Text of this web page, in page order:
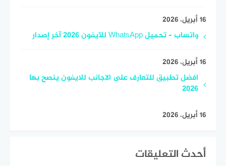
16 أبريل، 2026
واتساب – تحميل WhatsApp للآيفون 2026 آخر إصدار
16 أبريل، 2026
افضل تطبيق للتعارف على الاجانب للايفون ينصح بها
2026
16 أبريل، 2026
أحدث التعليقات